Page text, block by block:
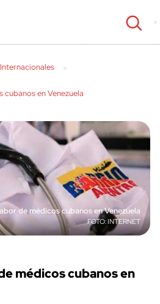
Internacionales
en Venezuela
de médicos cubanos en Venezuela
INTERNET
médicos cubanos en